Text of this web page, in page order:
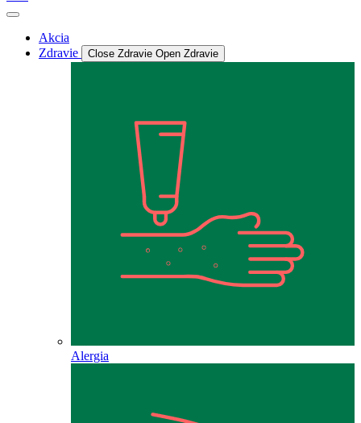
Akcia
Zdravie
Close Zdravie Open Zdravie
Alergia